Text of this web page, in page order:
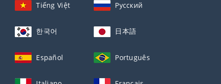
Tiếng Việt Русский
한국어 日本語
Español Português